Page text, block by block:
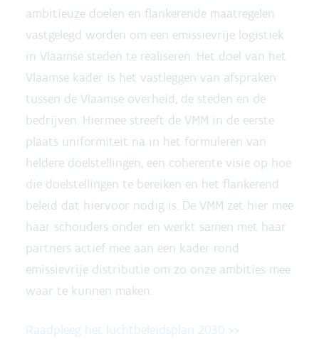
ambitieuze doelen en flankerende maatregelen
vastgelegd worden om een emissievrije logistiek
in Vlaamse steden te realiseren. Het doel van het
Vlaamse kader is het vastleggen van afspraken
tussen de Vlaamse overheid, de steden en de
bedrijven. Hiermee streeft de VMM in de eerste
plaats uniformiteit na in het formuleren van
heldere doelstellingen, een coherente visie op hoe
die doelstellingen te bereiken en het flankerend
beleid dat hiervoor nodig is. De VMM zet hier mee
haar schouders onder en werkt samen met haar
partners actief mee aan een kader rond
emissievrije distributie om zo onze ambities mee
waar te kunnen maken.
Raadpleeg het luchtbeleidsplan 2030 >>